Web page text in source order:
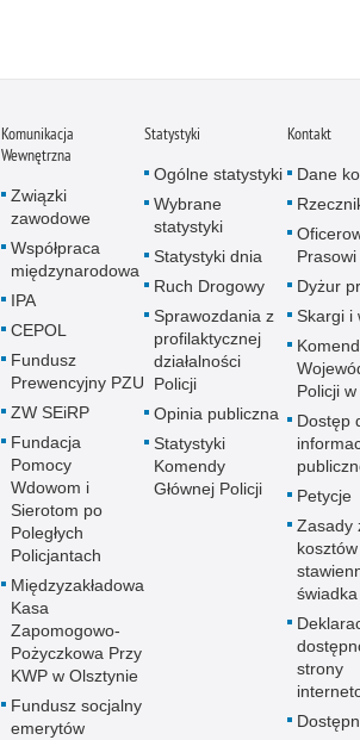
Komunikacja
Wewnętrzna
Związki
zawodowe
Współpraca
międzynarodowa
IPA
CEPOL
Fundusz
Prewencyjny PZU
ZW SEiRP
Fundacja
Pomocy
Wdowom i
Sierotom po
Poległych
Policjantach
Międzyzakładowa
Kasa
Zapomogowo-
Pożyczkowa Przy
KWP w Olsztynie
Fundusz socjalny
emerytów
Statystyki
Ogólne statystyki
Wybrane
statystyki
Statystyki dnia
Ruch Drogowy
Sprawozdania z
profilaktycznej
działalności
Policji
Opinia publiczna
Statystyki
Komendy
Głównej Policji
Kontakt
Dane
Prasowi
Dyżur
Skargi i
Policji
Dostęp
Petycje
Zasady
kosztów
świadka
strony